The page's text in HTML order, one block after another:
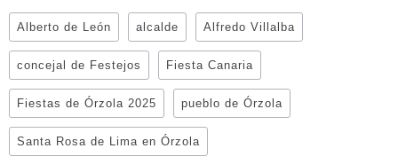
Alberto de León alcalde Alfredo Villalba
concejal de Festejos Fiesta Canaria
Fiestas de Órzola 2025 pueblo de Órzola
Santa Rosa de Lima en Órzola